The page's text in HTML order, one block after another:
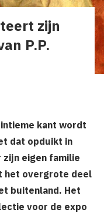
zijn
P.P.
kant wordt
dat opduikt in
eigen familie
het overgrote deel
buitenland. Het
voor de expo